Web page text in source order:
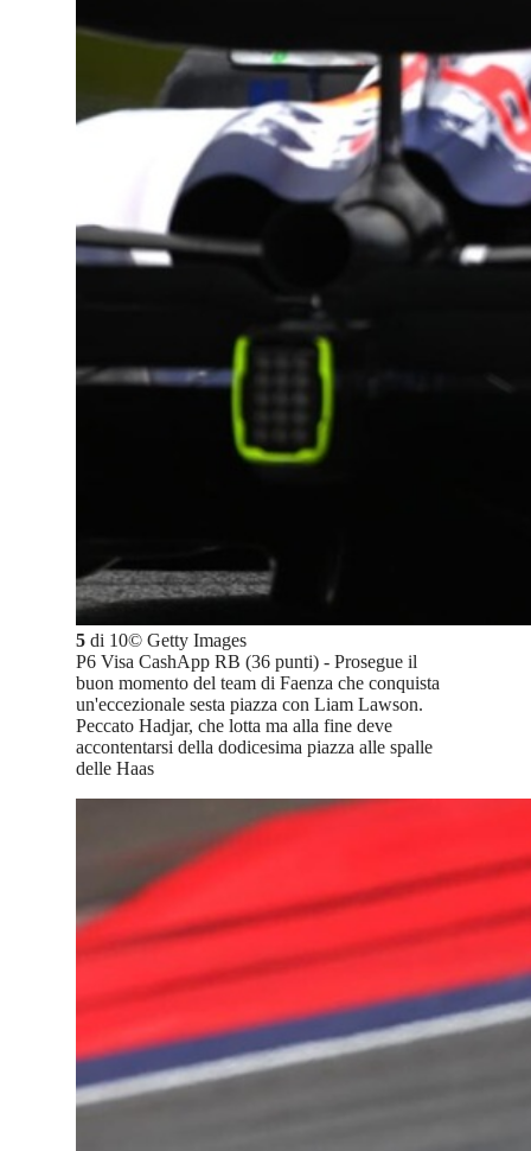
5 di 10© Getty Images
P6 Visa CashApp RB (36 punti) - Prosegue il
buon momento del team di Faenza che conquista
un'eccezionale sesta piazza con Liam Lawson.
Peccato Hadjar, che lotta ma alla fine deve
accontentarsi della dodicesima piazza alle spalle
delle Haas